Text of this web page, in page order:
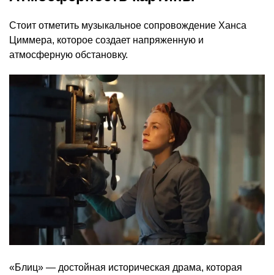
Стоит отметить музыкальное сопровождение Ханса
Циммера, которое создает напряженную и
атмосферную обстановку.
«Блиц» — достойная историческая драма, которая